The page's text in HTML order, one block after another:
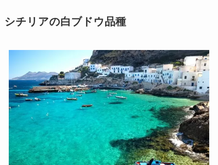
シチリアの白ブドウ品種